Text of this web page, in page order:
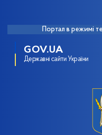
Портал в режимі
GOV.UA
Державні сайти України